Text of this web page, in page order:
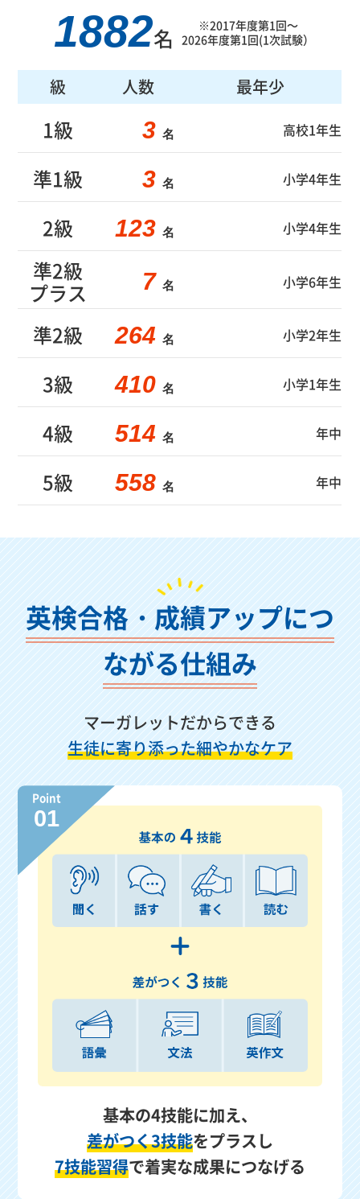
1882名
※2017年度第1回～
2026年度第1回(1次試験）
級 人数 最年少
1級 3名 高校1年生
準1級 3名 小学4年生
2級 123名 小学4年生
準2級
プラス
7名 小学6年生
準2級 264名 小学2年生
3級 410名 小学1年生
4級 514名 年中
5級 558名 年中
英検合格・成績アップにつ
ながる仕組み
マーガレットだからできる
生徒に寄り添った細やかなケア
Point
01
基本の4技能に加え、
差がつく3技能をプラスし
7技能習得で着実な成果につなげる